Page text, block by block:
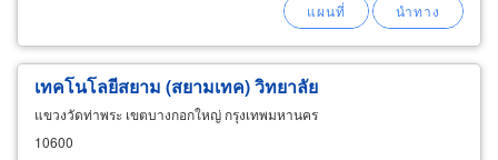
เทคโนโลยีสยาม (สยามเทค) วิทยาลัย
แขวงวัดท่าพระ เขตบางกอกใหญ่ กรุงเทพมหานคร
10600